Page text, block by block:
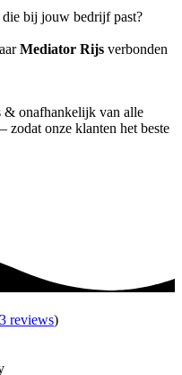
bij jouw bedrijf past?
Mediator Rijs verbonden
& onafhankelijk van alle
– zodat onze klanten het beste
reviews)